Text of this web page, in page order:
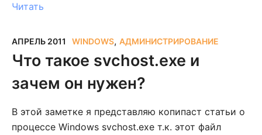
Читать
АПРЕЛЬ 2011 WINDOWS, АДМИНИСТРИРОВАНИЕ
Что такое svchost.exe и
зачем он нужен?
В этой заметке я представляю копипаст статьи о
процессе Windows svchost.exe т.к. этот файл